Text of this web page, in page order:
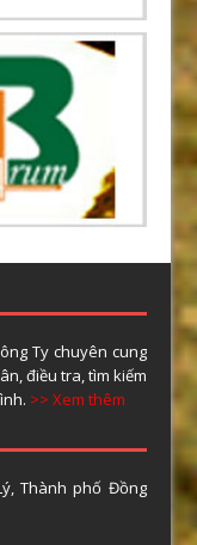
Ty chuyên cung
điều tra, tìm kiếm
>> Xem thêm
Thành phố Đồng